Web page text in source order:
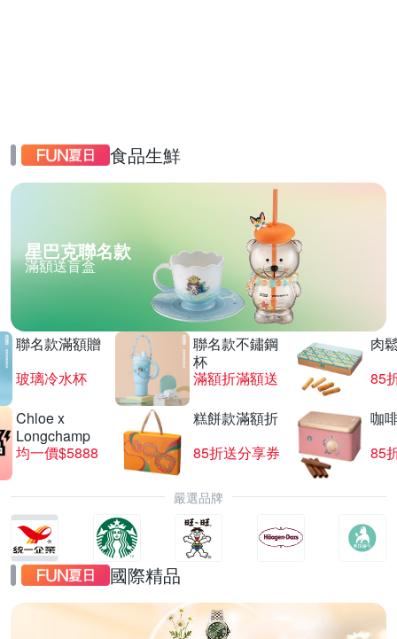
食品生鮮
星巴克聯名款
滿額送盲盒
聯名款滿額贈
玻璃冷水杯
聯名款不鏽鋼
杯
滿額折滿額送
肉
85
Chloe x
Longchamp
均一價$5888
糕餅款滿額折
85折送分享券
咖
85
嚴選品牌
國際精品